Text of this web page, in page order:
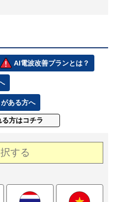
AI電波改善プランとは？
ある方へ
る方はコチラ